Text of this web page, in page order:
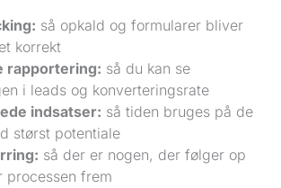
så opkald og formularer bliver
korrekt
rapportering: så du kan se
i leads og konverteringsrate
indsatser: så tiden bruges på de
størst potentiale
så der er nogen, der følger op
processen frem